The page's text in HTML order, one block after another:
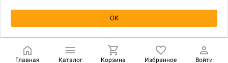
Купить| 1 450 ₽
Главная Каталог Корзина Избранное Войти
OK